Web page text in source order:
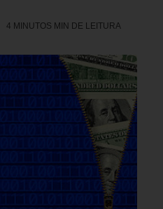
4 MINUTOS MIN DE LEITURA